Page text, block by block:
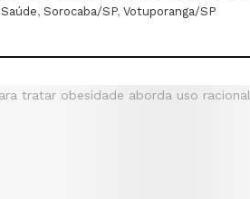
Saúde, Sorocaba/SP, Votuporanga/SP